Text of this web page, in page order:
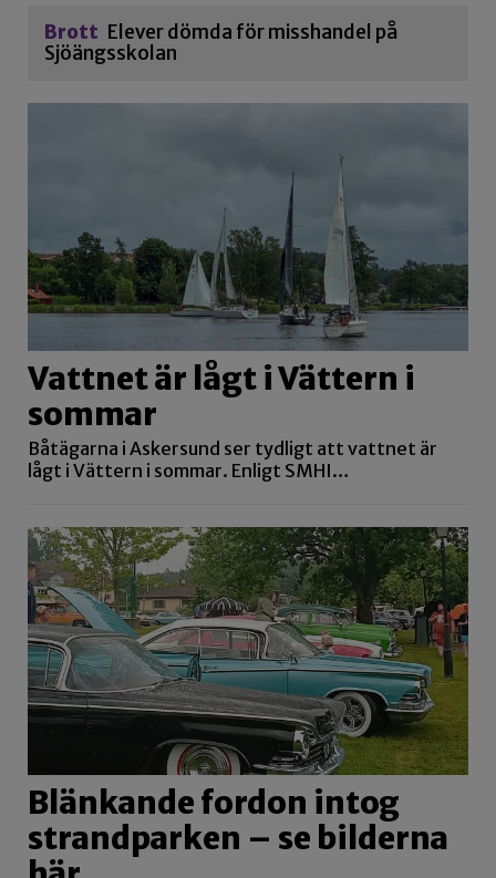
Brott Elever dömda för misshandel på
Sjöängsskolan
Vattnet är lågt i Vättern i
sommar
Båtägarna i Askersund ser tydligt att vattnet är
lågt i Vättern i sommar. Enligt SMHI…
Blänkande fordon intog
strandparken – se bilderna